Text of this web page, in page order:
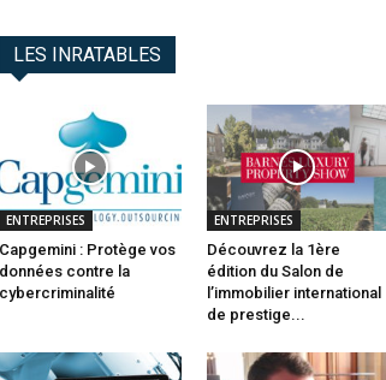
LES INRATABLES
ENTREPRISES
Capgemini : Protège vos
données contre la
cybercriminalité
ENTREPRISES
Découvrez la 1ère
édition du Salon de
l’immobilier international
de prestige...